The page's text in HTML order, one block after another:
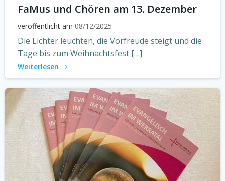
FaMus und Chören am 13. Dezember
veröffentlicht am 08/12/2025
Die Lichter leuchten, die Vorfreude steigt und die
Tage bis zum Weihnachtsfest […]
Weiterlesen